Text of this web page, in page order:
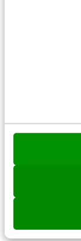
steeds meer
Chapman:
maken, maar
reageren en
aardig en
vrienden